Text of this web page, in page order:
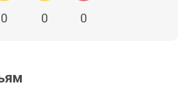
0 0 0